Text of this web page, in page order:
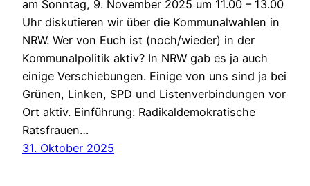
am Sonntag, 9. November 2025 um 11.00 – 13.00
Uhr diskutieren wir über die Kommunalwahlen in
NRW. Wer von Euch ist (noch/wieder) in der
Kommunalpolitik aktiv? In NRW gab es ja auch
einige Verschiebungen. Einige von uns sind ja bei
Grünen, Linken, SPD und Listenverbindungen vor
Ort aktiv. Einführung: Radikaldemokratische
Ratsfrauen…
31. Oktober 2025